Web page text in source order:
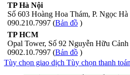
TP Hà Nội
Số 603 Hoàng Hoa Thám, P. Ngọc
090.210.7997 (Bản đồ )
TP HCM
Opal Tower, Số 92 Nguyễn Hữu
0902.10.7997 (Bản đồ )
Tùy chọn giao dịch Tùy chọn thanh toán